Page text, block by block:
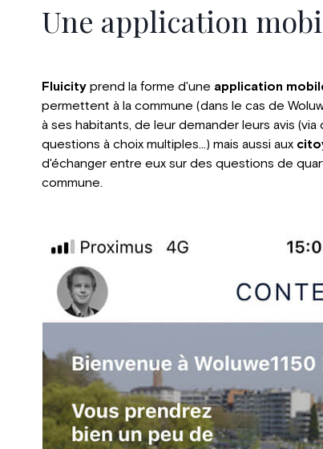
Une application
Fluicityprend la forme d'une application
permettent à la commune (dans le cas de
à ses habitants, de leur demander leurs avis (via
questions à choix multiples...) mais aussi aux
d'échanger entre eux sur des questions de
commune.